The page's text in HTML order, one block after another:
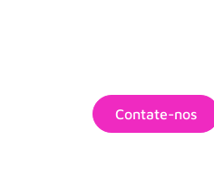
Contate-nos